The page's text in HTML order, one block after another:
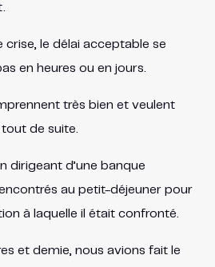
le délai acceptable se
en heures ou en jours.
très bien et veulent
de suite.
dirigeant d’une banque
au petit-déjeuner pour
à laquelle il était confronté.
et demie, nous avions fait le